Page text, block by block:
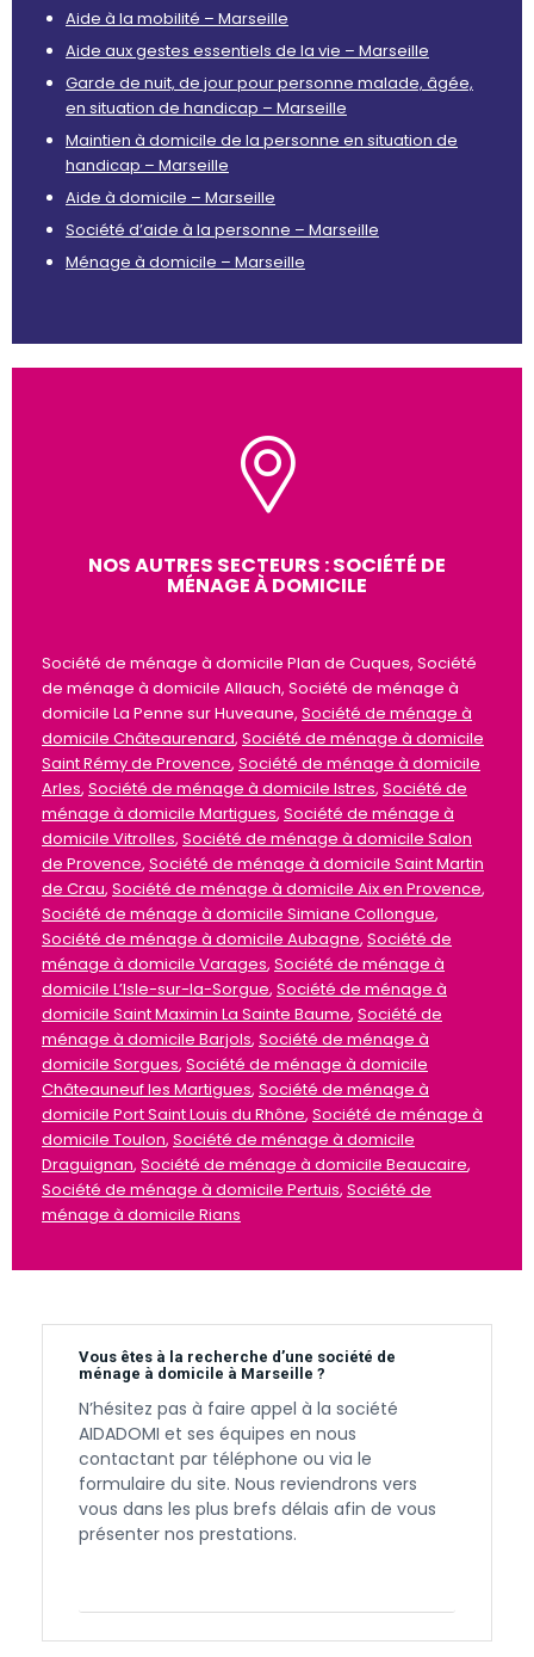
Aide à la mobilité – Marseille
Aide aux gestes essentiels de la vie – Marseille
Garde de nuit, de jour pour personne malade, âgée,
en situation de handicap – Marseille
Maintien à domicile de la personne en situation de
handicap – Marseille
Aide à domicile – Marseille
Société d’aide à la personne – Marseille
Ménage à domicile – Marseille
NOS AUTRES SECTEURS : SOCIÉTÉ DE
MÉNAGE À DOMICILE
Société de ménage à domicile Plan de Cuques, Société
de ménage à domicile Allauch, Société de ménage à
domicile La Penne sur Huveaune, Société de ménage à
domicile Châteaurenard, Société de ménage à domicile
Saint Rémy de Provence, Société de ménage à domicile
Arles, Société de ménage à domicile Istres, Société de
ménage à domicile Martigues, Société de ménage à
domicile Vitrolles, Société de ménage à domicile Salon
de Provence, Société de ménage à domicile Saint Martin
de Crau, Société de ménage à domicile Aix en Provence,
Société de ménage à domicile Simiane Collongue,
Société de ménage à domicile Aubagne, Société de
ménage à domicile Varages, Société de ménage à
domicile L’Isle-sur-la-Sorgue, Société de ménage à
domicile Saint Maximin La Sainte Baume, Société de
ménage à domicile Barjols, Société de ménage à
domicile Sorgues, Société de ménage à domicile
Châteauneuf les Martigues, Société de ménage à
domicile Port Saint Louis du Rhône, Société de ménage à
domicile Toulon, Société de ménage à domicile
Draguignan, Société de ménage à domicile Beaucaire,
Société de ménage à domicile Pertuis, Société de
ménage à domicile Rians
Vous êtes à la recherche d’une société de
ménage à domicile à Marseille ?
N’hésitez pas à faire appel à la société
AIDADOMI et ses équipes en nous
contactant par téléphone ou via le
formulaire du site. Nous reviendrons vers
vous dans les plus brefs délais afin de vous
présenter nos prestations.